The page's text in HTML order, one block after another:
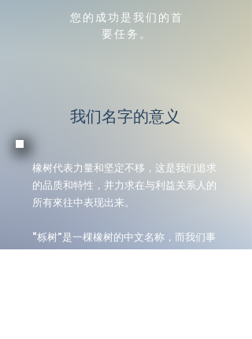
您的成功是我们的首
要任务。
我们名字的意义
橡树代表力量和坚定不移，这是我们追求
的品质和特性，并力求在与利益关系人的
所有來往中表现出来。
“栎树”是一棵橡树的中文名称，而我们事
务所的中文名称“栎義”由简体和繁体各两